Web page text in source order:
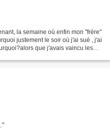
la semaine où enfin mon "frère"
justement le soir où j'ai sué , j'ai
que j'avais vaincu les